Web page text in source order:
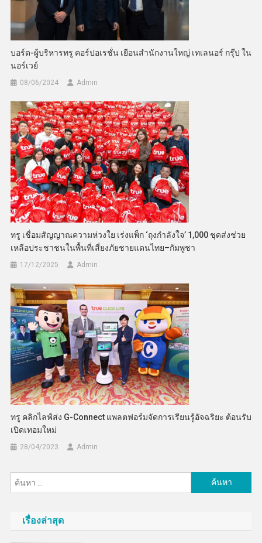
บอร์ด-ผู้บริหารทรู คอร์ปอเรชั่น เยือนสำนักงานใหญ่ เทเลนอร์ กรุ๊ป ใน
นอร์เวย์
08/06/2024 Admin
ทรู เชื่อมสัญญาณความห่วงใย เร่งแพ็ก ‘ถุงกำลังใจ’ 1,000 ชุดส่งช่วย
เหลือประชาชนในพื้นที่เสี่ยงภัยชายแดนไทย–กัมพูชา
17/12/2025 Admin
ทรู คลิกไลฟ์ส่ง G-Connect แพลตฟอร์มจัดการเรียนรู้อัจฉริยะ ต้อนรับ
เปิดเทอมใหม่
28/04/2023 Admin
สำหรับ:
เรื่องล่าสุด